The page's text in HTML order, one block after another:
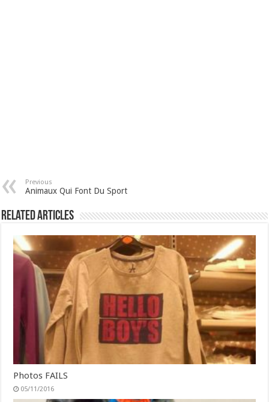
Previous
Animaux Qui Font Du Sport
Related Articles
Photos FAILS
05/11/2016